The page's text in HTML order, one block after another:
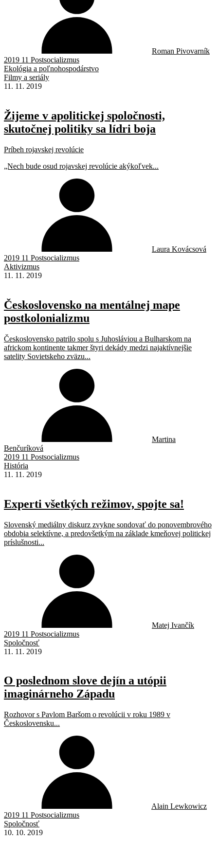
Roman Pivovarník
2019 11 Postsocializmus
Ekológia a poľnohospodárstvo
Filmy a seriály
11. 11. 2019
Žijeme v apolitickej spoločnosti,
skutočnej politiky sa lídri boja
Príbeh rojavskej revolúcie
„Nech bude osud rojavskej revolúcie akýkoľvek...
Laura Kovácsová
2019 11 Postsocializmus
Aktivizmus
11. 11. 2019
Československo na mentálnej mape
postkolonializmu
Československo patrilo spolu s Juhosláviou a Bulharskom na
africkom kontinente takmer štyri dekády medzi najaktívnejšie
satelity Sovietskeho zväzu...
Martina
Benčuríková
2019 11 Postsocializmus
História
11. 11. 2019
Experti všetkých režimov, spojte sa!
Slovenský mediálny diskurz zvykne sondovať do ponovembrového
obdobia selektívne, a predovšetkým na základe kmeňovej politickej
príslušnosti...
Matej Ivančík
2019 11 Postsocializmus
Spoločnosť
11. 11. 2019
O poslednom slove dejín a utópii
imaginárneho Západu
Rozhovor s Pavlom Baršom o revolúcii v roku 1989 v
Československu...
Alain Lewkowicz
2019 11 Postsocializmus
Spoločnosť
10. 10. 2019